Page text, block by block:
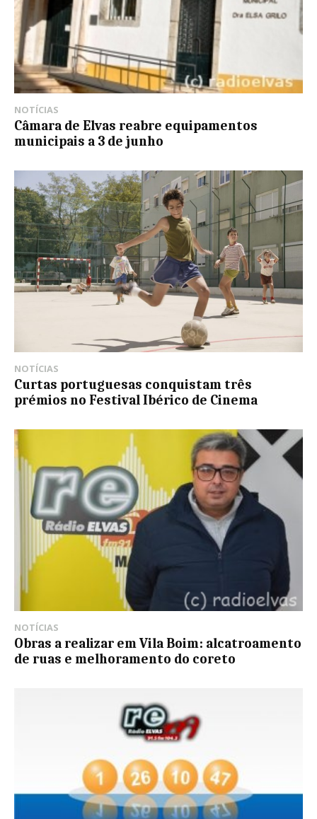
NOTÍCIAS
Câmara de Elvas reabre equipamentos
municipais a 3 de junho
NOTÍCIAS
Curtas portuguesas conquistam três
prémios no Festival Ibérico de Cinema
NOTÍCIAS
Obras a realizar em Vila Boim: alcatroamento
de ruas e melhoramento do coreto